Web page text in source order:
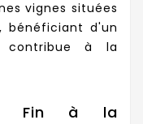
vignes situées
bénéficiant d'un
à la
Fin à la